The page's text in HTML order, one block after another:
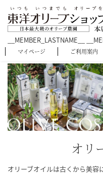
__MEMBER_LASTNAME__
マイページ ご利用案内
オリ
オリーブオイルは古くから美容